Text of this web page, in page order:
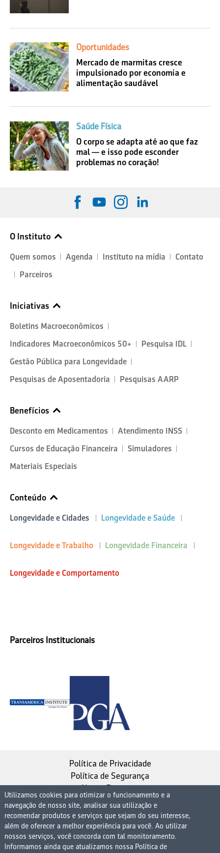
Oportunidades
Mercado de marmitas cresce
impulsionado por economia e
alimentação saudável
Saúde Física
O corpo se adapta até ao que faz
mal — e isso pode esconder
problemas no coração!
O Instituto
Quem somos Agenda Instituto na mídia
Contato
Parceiros
Iniciativas
Boletins Macroeconômicos
Indicadores Macroeconômicos 50+
Pesquisa IDL
Gestão Pública para Longevidade
Pesquisas de Aposentadoria
Pesquisas AARP
Benefícios
Desconto em Medicamentos
Atendimento INSS
Cursos de Educação Financeira
Simuladores
Materiais Especiais
Conteúdo
Longevidade e Cidades Longevidade e Saúde
Longevidade e Trabalho Longevidade Financeira
Longevidade e Comportamento
Parceiros Institucionais
Política de Privacidade
Política de Segurança
Nosso Estatuto
Instituto de Longevidade MAG, uma empresa do
Grupo MAG
| CNPJ 08.474.765/0001-75
Avenida Presidente Juscelino Kubitschek, 1830, 15º
Utilizamos cookies para otimizar o funcionamento e a
navegação de nosso site, analisar sua utilização e
recomendar produtos e serviços que sejam do seu interesse,
além de oferecer a melhor experiência para você. Ao utilizar
nossos serviços, você concorda com tal monitoramento.
Informamos ainda que atualizamos nossa Política de